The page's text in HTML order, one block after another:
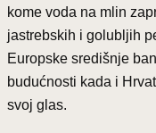
kome voda na mlin
jastrebskih i golubljih
Europske središnje
budućnosti kada i
svoj glas.